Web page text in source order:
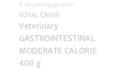
4 Verpakkingsgroottes
ROYAL CANIN
Veterinary
GASTROINTESTINAL
MODERATE CALORIE
400 g